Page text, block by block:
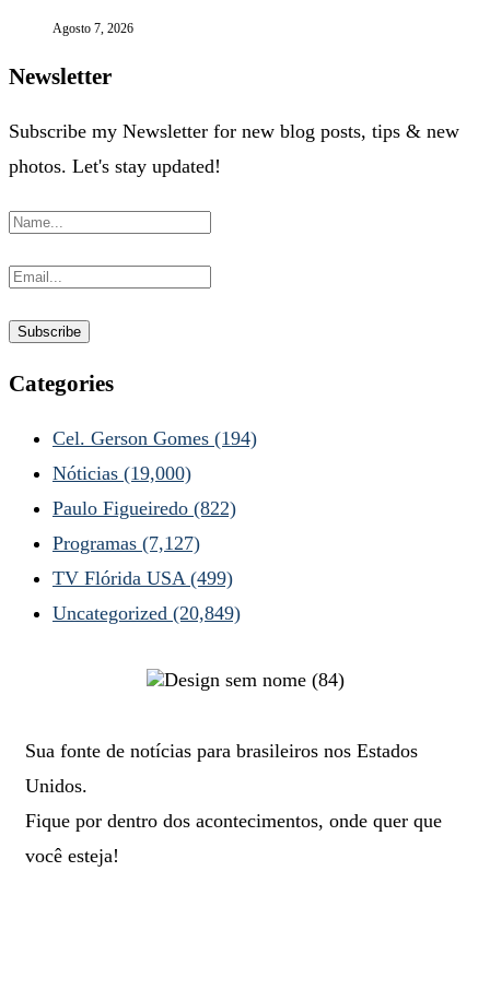
Agosto 7, 2026
Newsletter
Subscribe my Newsletter for new blog posts, tips & new
photos. Let's stay updated!
Categories
Cel. Gerson Gomes (194)
Nóticias (19,000)
Paulo Figueiredo (822)
Programas (7,127)
TV Flórida USA (499)
Uncategorized (20,849)
Sua fonte de notícias para brasileiros nos Estados
Unidos.
Fique por dentro dos acontecimentos, onde quer que
você esteja!